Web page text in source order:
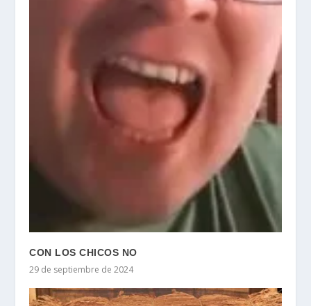
CON LOS CHICOS NO
29 de septiembre de 2024